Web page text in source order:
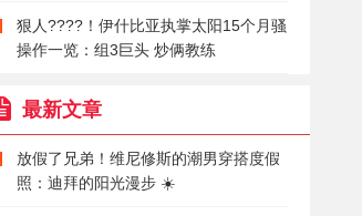
狠人????！伊什比亚执掌太阳15个月骚
操作一览：组3巨头 炒俩教练
最新文章
放假了兄弟！维尼修斯的潮男穿搭度假
照：迪拜的阳光漫步 ☀️